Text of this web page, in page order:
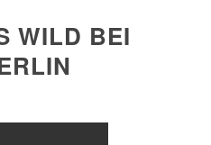
WILD BEI